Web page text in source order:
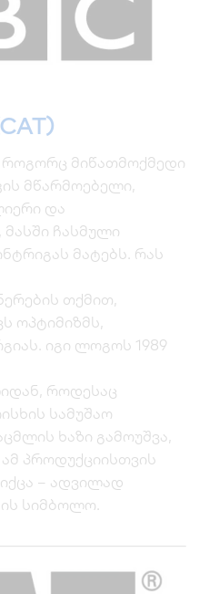
როგორც მიწათმოქმედი
მწარმოებელი,
და
ჩასმული
მატებს. რას
თქმით,
ოპტიმიზმს,
იგი ლოგოს 1989
როდესაც
სამუშაო
ხაზი გამოუშვა,
პროდუქციისთვის
– ადვილად
სიმბოლო.